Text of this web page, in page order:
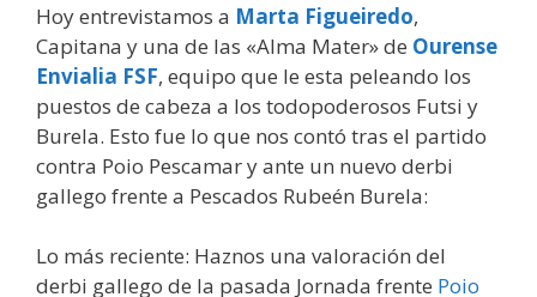
Hoy entrevistamos a Marta Figueiredo,
Capitana y una de las «Alma Mater» de Ourense
Envialia FSF, equipo que le esta peleando los
puestos de cabeza a los todopoderosos Futsi y
Burela. Esto fue lo que nos contó tras el partido
contra Poio Pescamar y ante un nuevo derbi
gallego frente a Pescados Rubeén Burela:
Lo más reciente: Haznos una valoración del
derbi gallego de la pasada Jornada frente Poio